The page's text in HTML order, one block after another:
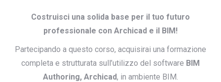
Costruisci una solida base per il tuo futuro
professionale con Archicad e il BIM!
Partecipando a questo corso, acquisirai una formazione
completa e strutturata sull’utilizzo del software BIM
Authoring, Archicad, in ambiente BIM.